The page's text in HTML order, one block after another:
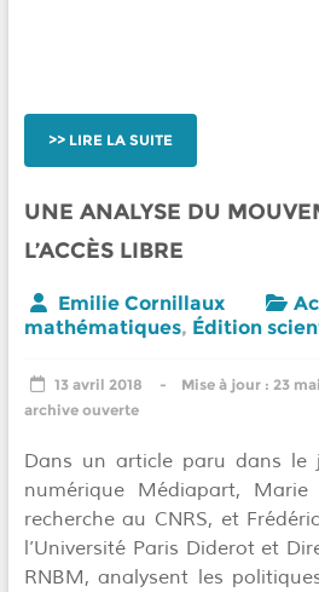
LIRE LA SUITE
UNE ANALYSE DU
L’ACCÈS LIBRE
Emilie Cornillaux
mathématiques, Édition
13 avril 2018 23
archive ouverte
Dans un article paru dans le
numérique Médiapart,
recherche au CNRS, et
l’Université Paris Diderot et
RNBM, analysent les